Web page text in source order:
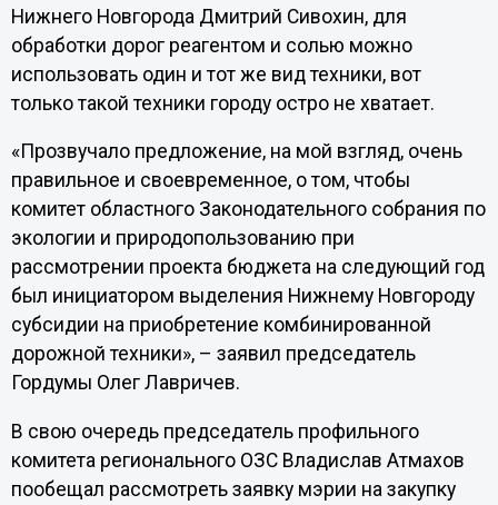
Нижнего Новгорода Дмитрий Сивохин, для
обработки дорог реагентом и солью можно
использовать один и тот же вид техники, вот
только такой техники городу остро не хватает.
«Прозвучало предложение, на мой взгляд, очень
правильное и своевременное, о том, чтобы
комитет областного Законодательного собрания по
экологии и природопользованию при
рассмотрении проекта бюджета на следующий год
был инициатором выделения Нижнему Новгороду
субсидии на приобретение комбинированной
дорожной техники», – заявил председатель
Гордумы Олег Лавричев.
В свою очередь председатель профильного
комитета регионального ОЗС Владислав Атмахов
пообещал рассмотреть заявку мэрии на закупку